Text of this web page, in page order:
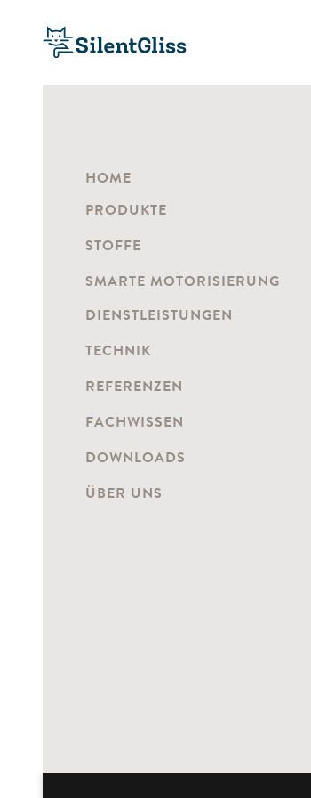
HOME
PRODUKTE
STOFFE
SMARTE MOTORISIERUNG
DIENSTLEISTUNGEN
TECHNIK
REFERENZEN
FACHWISSEN
DOWNLOADS
ÜBER UNS